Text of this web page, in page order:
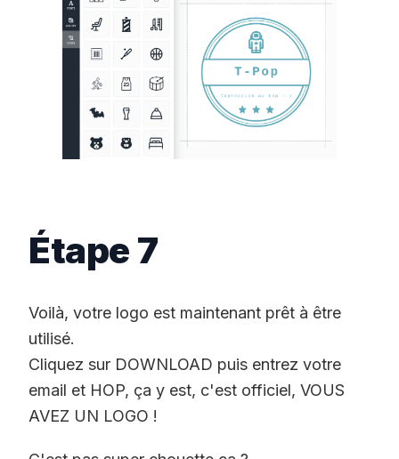
Étape 7
Voilà, votre logo est maintenant prêt à être
utilisé.
Cliquez sur DOWNLOAD puis entrez votre
email et HOP, ça y est, c'est officiel, VOUS
AVEZ UN LOGO !